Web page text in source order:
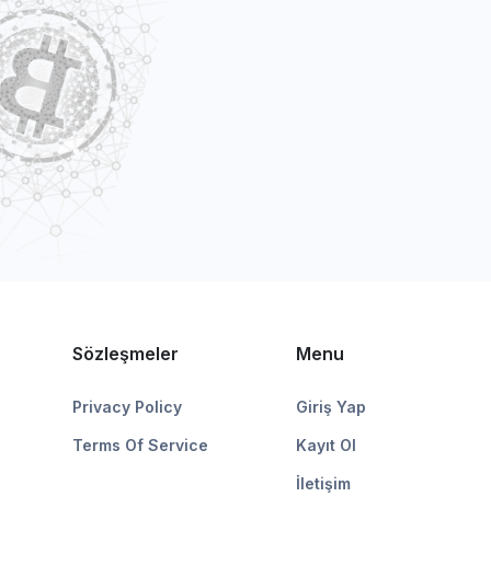
Sözleşmeler
Privacy Policy
Terms Of Service
Menu
Giriş Yap
Kayıt Ol
İletişim